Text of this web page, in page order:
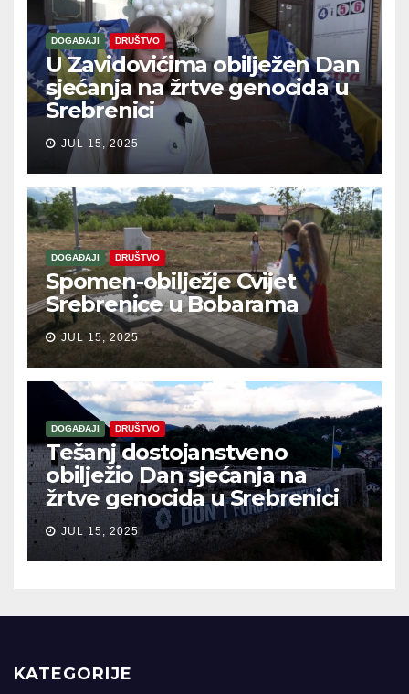
DOGAĐAJI DRUŠTVO
U Zavidovićima obilježen Dan
sjećanja na žrtve genocida u
Srebrenici
JUL 15, 2025
DOGAĐAJI DRUŠTVO
Spomen-obilježje Cvijet
Srebrenice u Bobarama
JUL 15, 2025
DOGAĐAJI DRUŠTVO
Tešanj dostojanstveno
obilježio Dan sjećanja na
žrtve genocida u Srebrenici
JUL 15, 2025
KATEGORIJE